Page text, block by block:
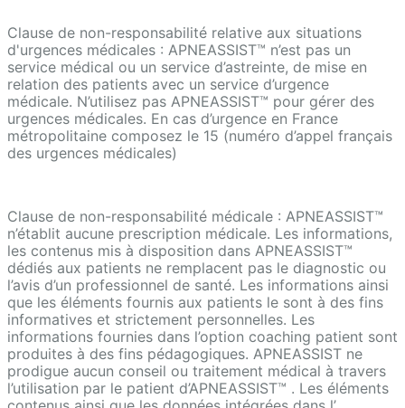
Clause de non-responsabilité relative aux situations
d'urgences médicales : APNEASSIST™ n’est pas un
service médical ou un service d’astreinte, de mise en
relation des patients avec un service d’urgence
médicale. N’utilisez pas APNEASSIST™ pour gérer des
urgences médicales. En cas d’urgence en France
métropolitaine composez le 15 (numéro d’appel français
des urgences médicales)
Clause de non-responsabilité médicale : APNEASSIST™
n’établit aucune prescription médicale. Les informations,
les contenus mis à disposition dans APNEASSIST™
dédiés aux patients ne remplacent pas le diagnostic ou
l’avis d’un professionnel de santé. Les informations ainsi
que les éléments fournis aux patients le sont à des fins
informatives et strictement personnelles. Les
informations fournies dans l’option coaching patient sont
produites à des fins pédagogiques. APNEASSIST ne
prodigue aucun conseil ou traitement médical à travers
l’utilisation par le patient d’APNEASSIST™ . Les éléments